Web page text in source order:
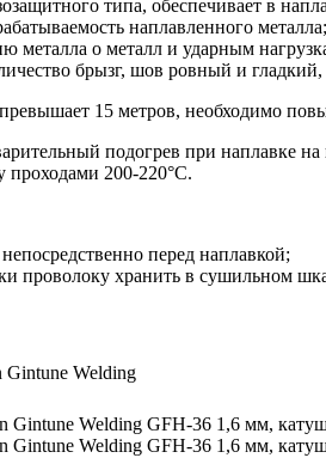
типа, обеспечивает в
наплавленного металла;
металла о металл и ударным
брызг, шов ровный и гладкий,
15 метров, необходимо
подогрев при наплавке
проходами 200-220°С.
перед наплавкой;
проволоку хранить в сушильном
Gintune Welding
Gintune Welding GFH-36 1,6 мм,
Gintune Welding GFH-36 1,6 мм,